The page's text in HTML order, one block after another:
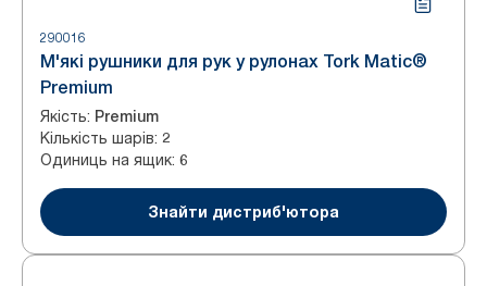
290016
М'які рушники для рук у рулонах Tork Matic®
Premium
Якість: Premium
Кількість шарів: 2
Одиниць на ящик: 6
Знайти дистриб'ютора